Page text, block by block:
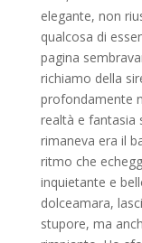
elegante, non
qualcosa di
pagina
richiamo della
profondamente
realtà e fantasia
rimaneva era il
ritmo che
inquietante e
dolceamara,
stupore, ma